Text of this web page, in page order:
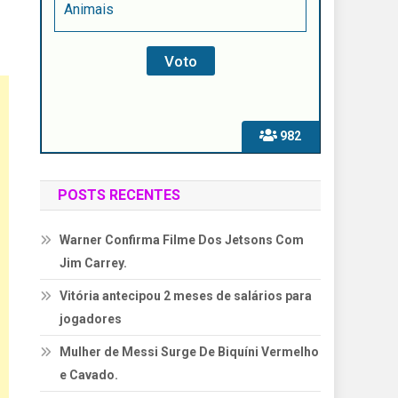
982
Animais
POSTS RECENTES
Warner Confirma Filme Dos Jetsons Com
Jim Carrey.
Vitória antecipou 2 meses de salários para
jogadores
Mulher de Messi Surge De Biquíni Vermelho
e Cavado.